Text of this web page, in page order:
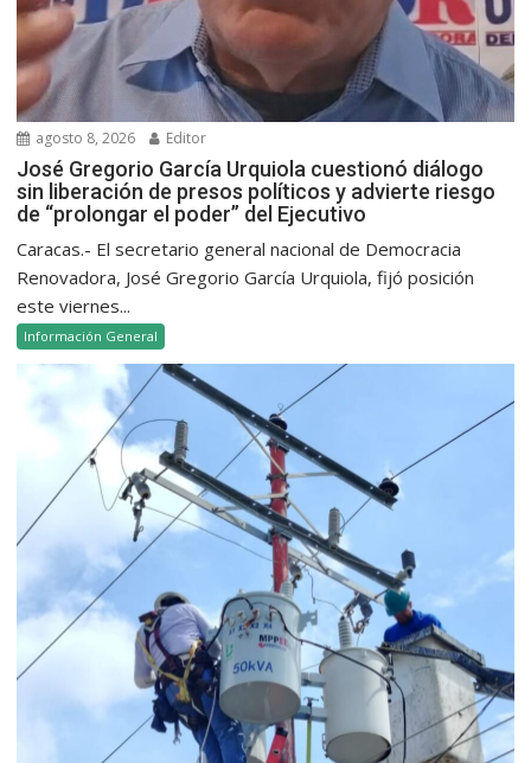
agosto 8, 2026 Editor
José Gregorio García Urquiola cuestionó diálogo
sin liberación de presos políticos y advierte riesgo
de “prolongar el poder” del Ejecutivo
Caracas.- El secretario general nacional de Democracia
Renovadora, José Gregorio García Urquiola, fijó posición
este viernes...
Información General